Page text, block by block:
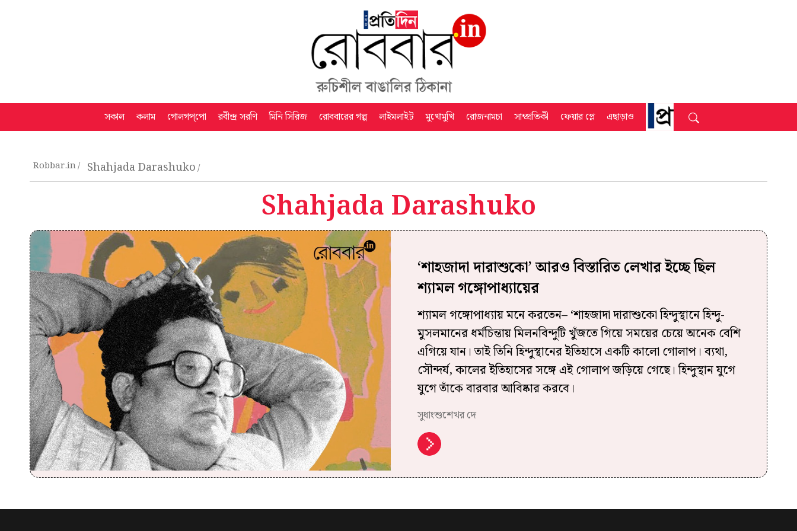
সকাল কলাম গোলগপ্‌পো রবীন্দ্র সরণি মিনি সিরিজ রোববারের গল্প লাইমলাইট মুখোমুখি রোজনামচা সাম্প্রতিকী ফেয়ার প্লে এছাড়াও
Robbar.in Shahjada Darashuko
Shahjada Darashuko
‘শাহজাদা দারাশুকো’ আরও বিস্তারিত লেখার ইচ্ছে ছিল
শ্যামল গঙ্গোপাধ্যায়ের
শ্যামল গঙ্গোপাধ্যায় মনে করতেন– ‘শাহজাদা দারাশুকো হিন্দুস্থানে হিন্দু-
মুসলমানের ধর্মচিন্তায় মিলনবিন্দুটি খুঁজতে গিয়ে সময়ের চেয়ে অনেক বেশি
এগিয়ে যান। তাই তিনি হিন্দুস্থানের ইতিহাসে একটি কালো গোলাপ। ব্যথা,
সৌন্দর্য, কালের ইতিহাসের সঙ্গে এই গোলাপ জড়িয়ে গেছে। হিন্দুস্থান যুগে
যুগে তাঁকে বারবার আবিষ্কার করবে।
সুধাংশুশেখর দে